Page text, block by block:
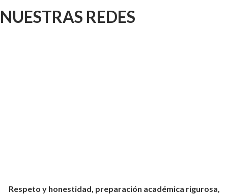
NUESTRAS REDES
Respeto y honestidad, preparación académica rigurosa,